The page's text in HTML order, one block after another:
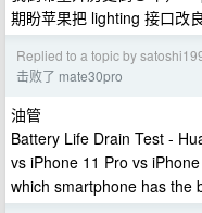
期盼苹果把 lighting 接口改
Replied to a topic by
击败了 mate30pro
油管
Battery Life Drain Test -
vs iPhone 11 Pro vs
which smartphone has the